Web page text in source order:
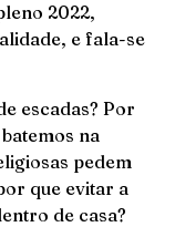
2022,
e fala-se
escadas? Por
na
pedem
que evitar a
de casa?